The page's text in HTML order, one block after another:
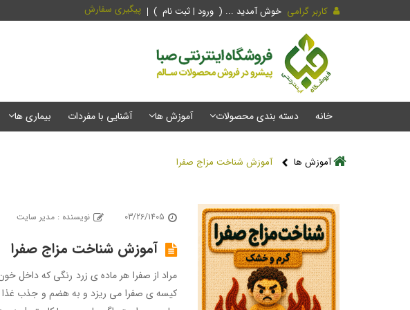
کاربر گرامی خوش آمدید ... ( ورود | ثبت نام ) پیگیری سفارش
خانه دسته بندی محصولات آموزش ها آشنایی با مفردات بیماری ها
آموزش ها آموزش شناخت مزاج صفرا
03/26/1405 نویسنده : مدیر سایت
آموزش شناخت مزاج صفرا
مراد از صفرا هر ماده ی زرد رنگی که داخل
کیسه ی صفرا می ریزد و به هضم و جذب غذا